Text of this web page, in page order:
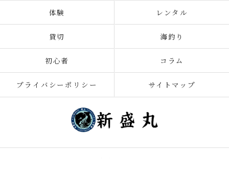
体験 レンタル
貸切 海釣り
初心者 コラム
プライバシーポリシー サイトマップ